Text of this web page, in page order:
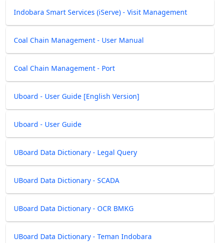
Indobara Smart Services (iServe) - Visit Management
Coal Chain Management - User Manual
Coal Chain Management - Port
Uboard - User Guide [English Version]
Uboard - User Guide
UBoard Data Dictionary - Legal Query
UBoard Data Dictionary - SCADA
UBoard Data Dictionary - OCR BMKG
UBoard Data Dictionary - Teman Indobara